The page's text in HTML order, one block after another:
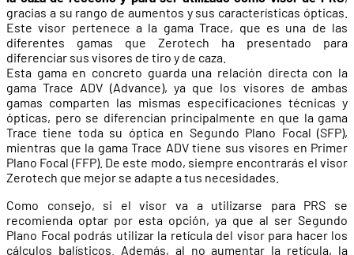
gracias a su rango de aumentos y sus características ópticas.
Este visor pertenece a la gama Trace, que es una de las
diferentes gamas que Zerotech ha presentado para
diferenciar sus visores de tiro y de caza.
Esta gama en concreto guarda una relación directa con la
gama Trace ADV (Advance), ya que los visores de ambas
gamas comparten las mismas especificaciones técnicas y
ópticas, pero se diferencian principalmente en que la gama
Trace tiene toda su óptica en Segundo Plano Focal (SFP),
mientras que la gama Trace ADV tiene sus visores en Primer
Plano Focal (FFP). De este modo, siempre encontrarás el visor
Zerotech que mejor se adapte a tus necesidades.
Como consejo, si el visor va a utilizarse para PRS se
recomienda optar por esta opción, ya que al ser Segundo
Plano Focal podrás utilizar la retícula del visor para hacer los
cálculos balísticos. Además, al no aumentar la retícula, la